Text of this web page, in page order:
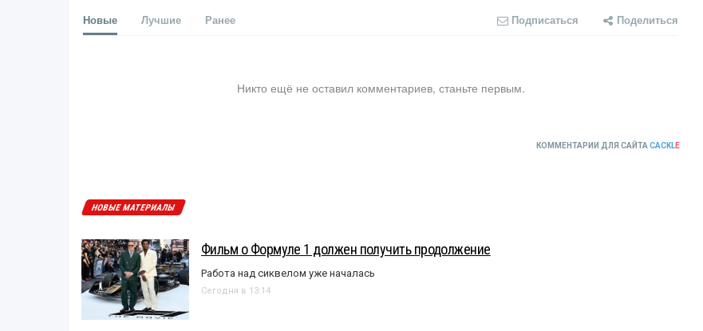
Новые Лучшие Ранее Подписаться Поделиться
Никто ещё не оставил комментариев, станьте первым.
КОММЕНТАРИИ ДЛЯ САЙТА CACKLE
НОВЫЕ МАТЕРИАЛЫ
Фильм о Формуле 1 должен получить продолжение
Работа над сиквелом уже началась
Сегодня в 13:14